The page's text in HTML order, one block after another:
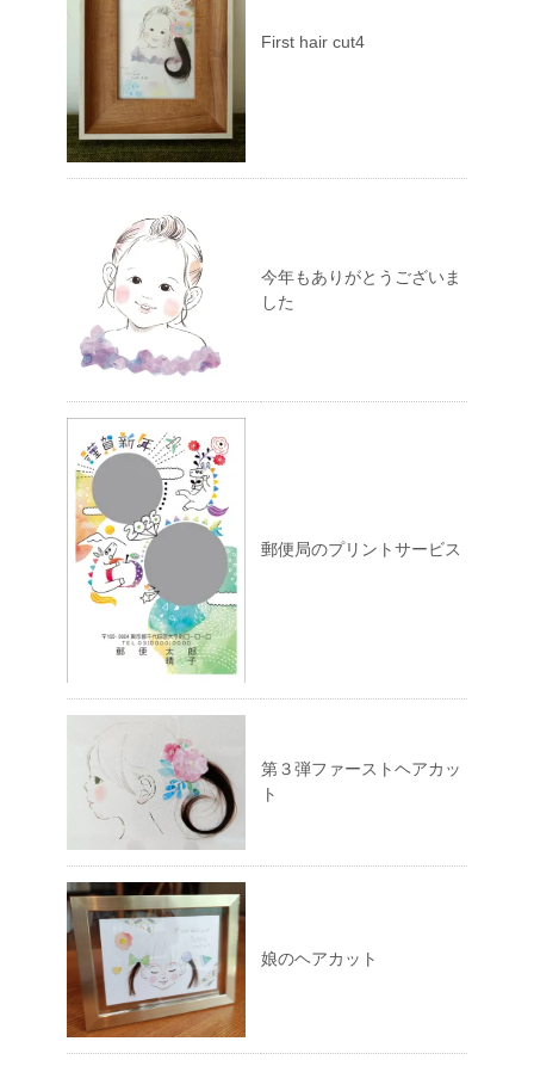
First hair cut4
今年もありがとうございま
した
郵便局のプリントサービス
第３弾ファーストヘアカッ
ト
娘のヘアカット